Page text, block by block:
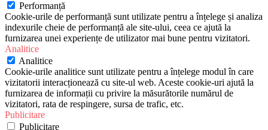
Performanță
Cookie-urile de performanță sunt utilizate pentru a înțelege și analiza
indexurile cheie de performanță ale site-ului, ceea ce ajută la
furnizarea unei experiențe de utilizator mai bune pentru vizitatori.
Analitice
Analitice
Cookie-urile analitice sunt utilizate pentru a înțelege modul în care
vizitatorii interacționează cu site-ul web. Aceste cookie-uri ajută la
furnizarea de informații cu privire la măsurătorile numărul de
vizitatori, rata de respingere, sursa de trafic, etc.
Publicitare
Publicitare